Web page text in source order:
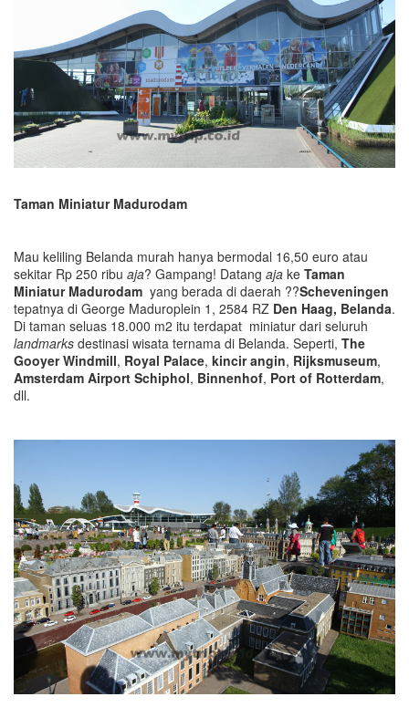
Taman Miniatur Madurodam
Mau keliling Belanda murah hanya bermodal 16,50 euro atau
sekitar Rp 250 ribu aja? Gampang! Datang aja ke Taman
Miniatur Madurodam yang berada di daerah ??Scheveningen
tepatnya di George Maduroplein 1, 2584 RZ Den Haag, Belanda.
Di taman seluas 18.000 m2 itu terdapat miniatur dari seluruh
landmarks destinasi wisata ternama di Belanda. Seperti, The
Gooyer Windmill, Royal Palace, kincir angin, Rijksmuseum,
Amsterdam Airport Schiphol, Binnenhof, Port of Rotterdam,
dll.